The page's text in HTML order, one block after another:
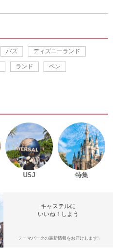
バズ ディズニーランド
ランド ペン
USJ 特集
キャステルに
いいね！しよう
テーマパークの最新情報をお届けします!